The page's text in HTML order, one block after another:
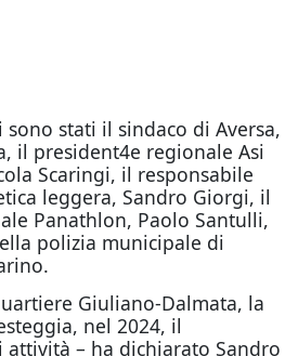
stati il sindaco di Aversa,
il president4e regionale Asi
Scaringi, il responsabile
leggera, Sandro Giorgi, il
Panathlon, Paolo Santulli,
polizia municipale di
Giuliano-Dalmata, la
nel 2024, il
– ha dichiarato Sandro